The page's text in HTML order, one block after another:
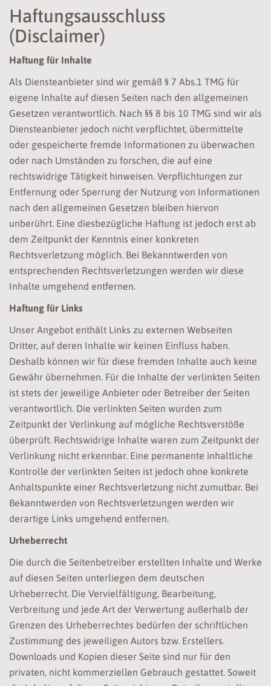
Haftungsausschluss
(Disclaimer)
Haftung für Inhalte
Als Diensteanbieter sind wir gemäß § 7 Abs.1 TMG für
eigene Inhalte auf diesen Seiten nach den allgemeinen
Gesetzen verantwortlich. Nach §§ 8 bis 10 TMG sind wir als
Diensteanbieter jedoch nicht verpflichtet, übermittelte
oder gespeicherte fremde Informationen zu überwachen
oder nach Umständen zu forschen, die auf eine
rechtswidrige Tätigkeit hinweisen. Verpflichtungen zur
Entfernung oder Sperrung der Nutzung von Informationen
nach den allgemeinen Gesetzen bleiben hiervon
unberührt. Eine diesbezügliche Haftung ist jedoch erst ab
dem Zeitpunkt der Kenntnis einer konkreten
Rechtsverletzung möglich. Bei Bekanntwerden von
entsprechenden Rechtsverletzungen werden wir diese
Inhalte umgehend entfernen.
Haftung für Links
Unser Angebot enthält Links zu externen Webseiten
Dritter, auf deren Inhalte wir keinen Einfluss haben.
Deshalb können wir für diese fremden Inhalte auch keine
Gewähr übernehmen. Für die Inhalte der verlinkten Seiten
ist stets der jeweilige Anbieter oder Betreiber der Seiten
verantwortlich. Die verlinkten Seiten wurden zum
Zeitpunkt der Verlinkung auf mögliche Rechtsverstöße
überprüft. Rechtswidrige Inhalte waren zum Zeitpunkt der
Verlinkung nicht erkennbar. Eine permanente inhaltliche
Kontrolle der verlinkten Seiten ist jedoch ohne konkrete
Anhaltspunkte einer Rechtsverletzung nicht zumutbar. Bei
Bekanntwerden von Rechtsverletzungen werden wir
derartige Links umgehend entfernen.
Urheberrecht
Die durch die Seitenbetreiber erstellten Inhalte und Werke
auf diesen Seiten unterliegen dem deutschen
Urheberrecht. Die Vervielfältigung, Bearbeitung,
Verbreitung und jede Art der Verwertung außerhalb der
Grenzen des Urheberrechtes bedürfen der schriftlichen
Zustimmung des jeweiligen Autors bzw. Erstellers.
Downloads und Kopien dieser Seite sind nur für den
privaten, nicht kommerziellen Gebrauch gestattet. Soweit